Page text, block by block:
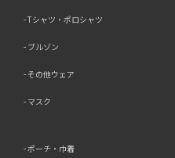
Tシャツ・ポロシャツ
ブルゾン
その他ウェア
マスク
ポーチ・巾着